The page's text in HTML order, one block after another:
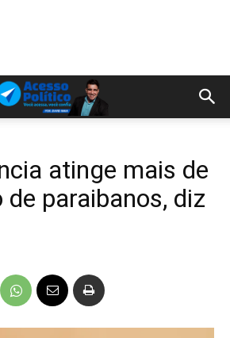
atinge mais de
de paraibanos, diz